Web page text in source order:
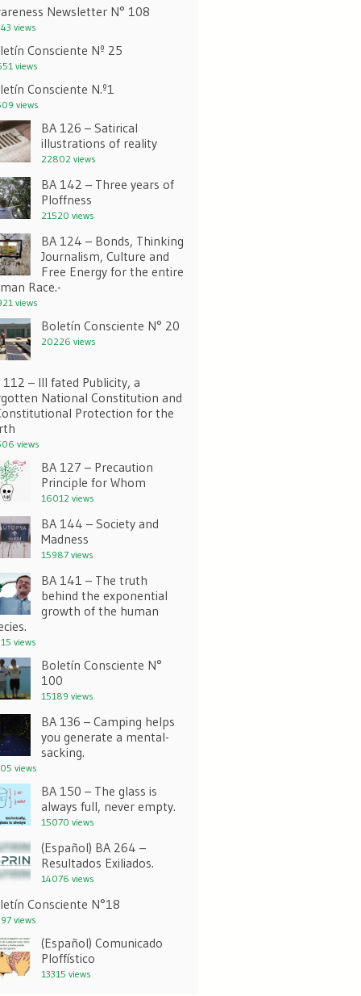
Newsletter N° 108
views
Consciente Nº 25
views
Consciente N.º1
views
BA 126 – Satirical
illustrations of reality
22802 views
BA 142 – Three years of
Ploffness
21520 views
BA 124 – Bonds, Thinking
Journalism, Culture and
Free Energy for the entire
Race.-
views
Boletín Consciente N° 20
20226 views
112 – Ill fated Publicity, a
National Constitution and
Protection for the
views
BA 127 – Precaution
Principle for Whom
16012 views
BA 144 – Society and
Madness
15987 views
BA 141 – The truth
behind the exponential
growth of the human
views
Boletín Consciente N°
100
15189 views
BA 136 – Camping helps
you generate a mental-
sacking.
views
BA 150 – The glass is
always full, never empty.
15070 views
(Español) BA 264 –
Resultados Exiliados.
14076 views
Consciente N°18
views
(Español) Comunicado
Ploffístico
13315 views